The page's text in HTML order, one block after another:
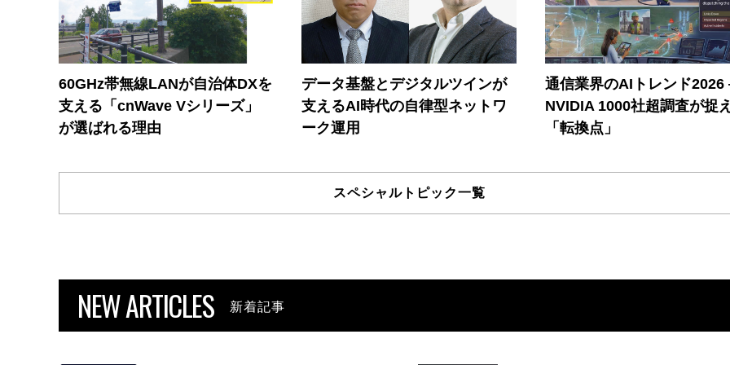
60GHz帯無線LANが自治体DXを
支える「cnWave Vシリーズ」
が選ばれる理由
データ基盤とデジタルツインが
支えるAI時代の自律型ネットワ
ーク運用
通信業界のAIトレンド
NVIDIA 1000社超調査が捉
「転換点」
スペシャルトピック一覧
NEW ARTICLES 新着記事